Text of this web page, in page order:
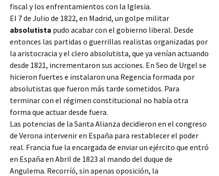
fiscal y los enfrentamientos con la Iglesia.
El 7 de Julio de 1822, en Madrid, un golpe militar
absolutista pudo acabar con el gobierno liberal. Desde
entonces las partidas o guerrillas realistas organizadas por
la aristocracia y el clero absolutista, que ya venían actuando
desde 1821, incrementaron sus acciones. En Seo de Urgel se
hicieron fuertes e instalaron una Regencia formada por
absolutistas que fueron más tarde sometidos. Para
terminar con el régimen constitucional no había otra
forma que actuar desde fuera.
Las potencias de la Santa Alianza decidieron en el congreso
de Verona intervenir en España para restablecer el poder
real. Francia fue la encargada de enviar un ejército que entró
en España en Abril de 1823 al mando del duque de
Angulema. Recorríó, sin apenas oposición, la